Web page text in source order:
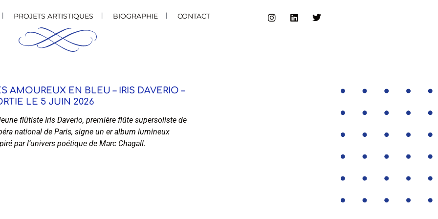
PROJETS ARTISTIQUES BIOGRAPHIE CONTACT
AMOUREUX EN BLEU – IRIS DAVERIO –
LE 5 JUIN 2026
flûtiste Iris Daverio, première flûte supersoliste de
national de Paris, signe un er album lumineux
par l’univers poétique de Marc Chagall.